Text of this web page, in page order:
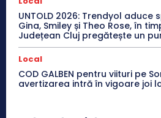
UNTOLD 2026: Trendyol aduce
Gina, Smiley și Theo Rose, în
Județean Cluj pregătește un
Local
COD GALBEN pentru viituri pe
avertizarea intră în vigoare joi